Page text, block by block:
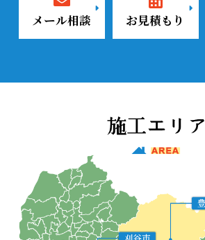
メール相談 お見積もり